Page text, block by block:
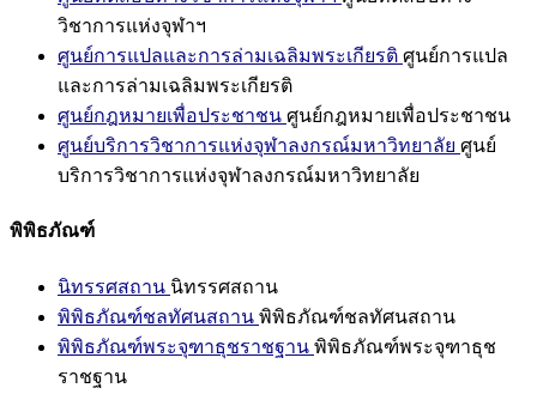
วิชาการแห่งจุฬาฯ
ศูนย์การแปลและการล่ามเฉลิมพระเกียรติ ศูนย์การแปล
และการล่ามเฉลิมพระเกียรติ
ศูนย์กฎหมายเพื่อประชาชน ศูนย์กฎหมายเพื่อประชาชน
ศูนย์บริการวิชาการแห่งจุฬาลงกรณ์มหาวิทยาลัย ศูนย์
บริการวิชาการแห่งจุฬาลงกรณ์มหาวิทยาลัย
พิพิธภัณฑ์
นิทรรศสถาน นิทรรศสถาน
พิพิธภัณฑ์ชลทัศนสถาน พิพิธภัณฑ์ชลทัศนสถาน
พิพิธภัณฑ์พระจุฑาธุชราชฐาน พิพิธภัณฑ์พระจุฑาธุช
ราชฐาน